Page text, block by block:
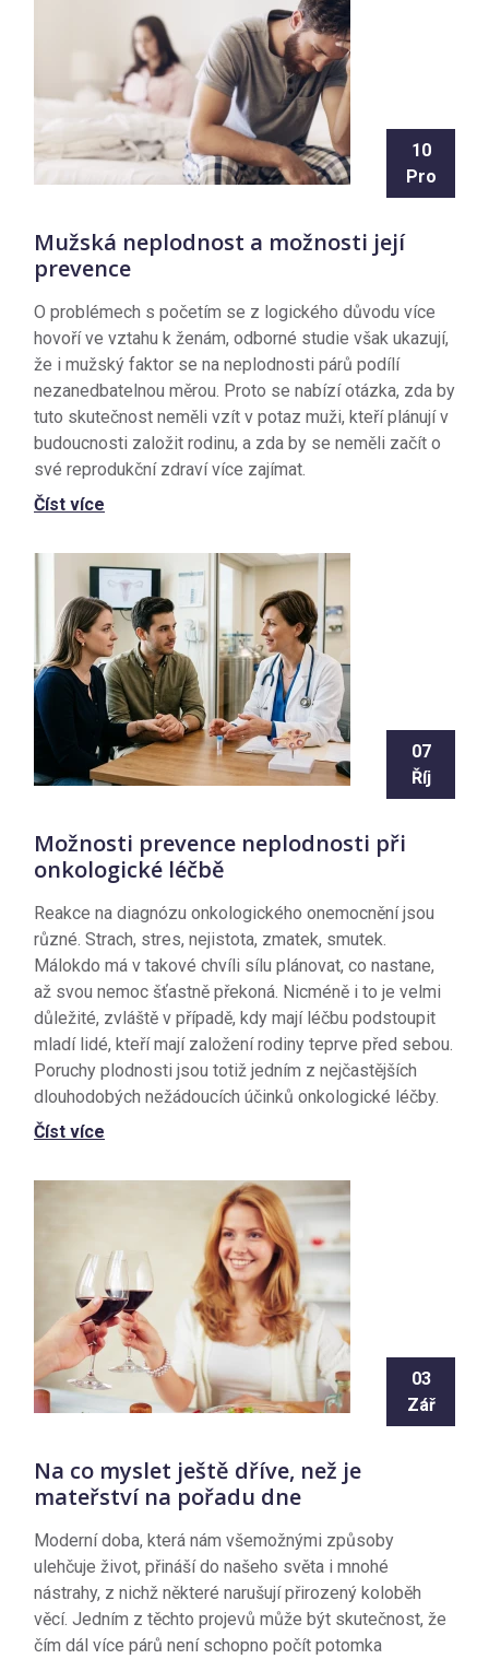
10
Pro
Mužská neplodnost a možnosti její
prevence
O problémech s početím se z logického důvodu více
hovoří ve vztahu k ženám, odborné studie však ukazují,
že i mužský faktor se na neplodnosti párů podílí
nezanedbatelnou měrou. Proto se nabízí otázka, zda by
tuto skutečnost neměli vzít v potaz muži, kteří plánují v
budoucnosti založit rodinu, a zda by se neměli začít o
své reprodukční zdraví více zajímat.
Číst více
07
Říj
Možnosti prevence neplodnosti při
onkologické léčbě
Reakce na diagnózu onkologického onemocnění jsou
různé. Strach, stres, nejistota, zmatek, smutek.
Málokdo má v takové chvíli sílu plánovat, co nastane,
až svou nemoc šťastně překoná. Nicméně i to je velmi
důležité, zvláště v případě, kdy mají léčbu podstoupit
mladí lidé, kteří mají založení rodiny teprve před sebou.
Poruchy plodnosti jsou totiž jedním z nejčastějších
dlouhodobých nežádoucích účinků onkologické léčby.
Číst více
03
Zář
Na co myslet ještě dříve, než je
mateřství na pořadu dne
Moderní doba, která nám všemožnými způsoby
ulehčuje život, přináší do našeho světa i mnohé
nástrahy, z nichž některé narušují přirozený koloběh
věcí. Jedním z těchto projevů může být skutečnost, že
čím dál více párů není schopno počít potomka